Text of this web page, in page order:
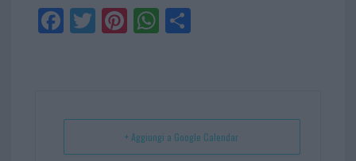
Fa
ce
Tw
itt
Pi
nt
t
W
ha
p
Sh
+ Aggiungi a Google Calendar